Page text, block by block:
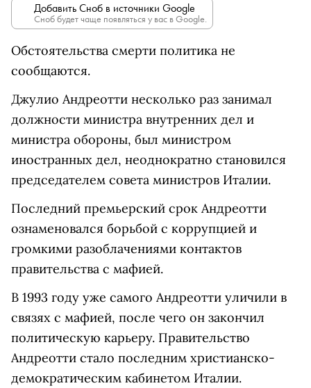
Добавить Сноб в источники Google
Сноб будет чаще появляться у вас в Google.
Обстоятельства смерти политика не
сообщаются.
Джулио Андреотти несколько раз занимал
должности министра внутренних дел и
министра обороны, был министром
иностранных дел, неоднократно становился
председателем совета министров Италии.
Последний премьерский срок Андреотти
ознаменовался борьбой с коррупцией и
громкими разоблачениями контактов
правительства с мафией.
В 1993 году уже самого Андреотти уличили в
связях с мафией, после чего он закончил
политическую карьеру. Правительство
Андреотти стало последним христианско-
демократическим кабинетом Италии.